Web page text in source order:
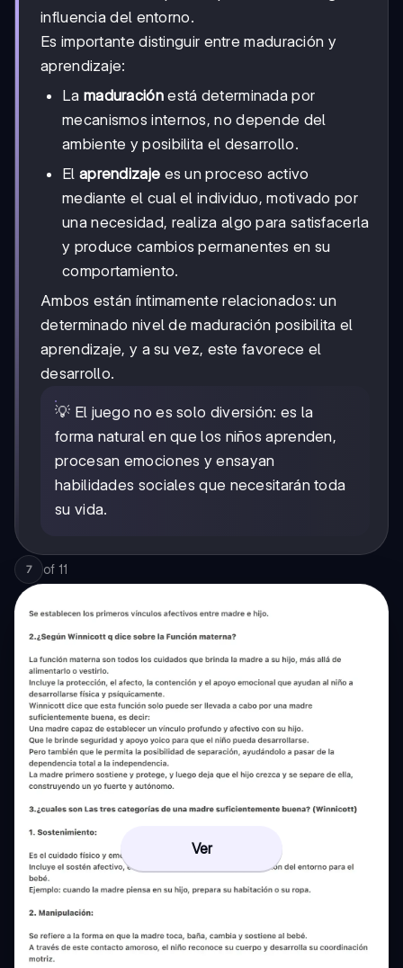
influencia del entorno.
Es importante distinguir entre maduración y
aprendizaje:
La maduraciónestá determinada por
mecanismos internos, no depende del
ambiente y posibilita el desarrollo.
El aprendizaje es un proceso activo
mediante el cual el individuo, motivado por
una necesidad, realiza algo para satisfacerla
y produce cambios permanentes en su
comportamiento.
Ambos están íntimamente relacionados: un
determinado nivel de maduración posibilita el
aprendizaje, y a su vez, este favorece el
desarrollo.
💡 El juego no es solo diversión: es la
forma natural en que los niños aprenden,
procesan emociones y ensayan
habilidades sociales que necesitarán toda
su vida.
7 of 11
Ver